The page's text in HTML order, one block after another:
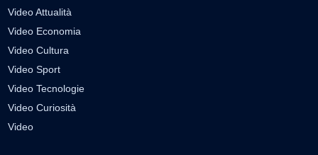
Video Attualità
Video Economia
Video Cultura
Video Sport
Video Tecnologie
Video Curiosità
Video